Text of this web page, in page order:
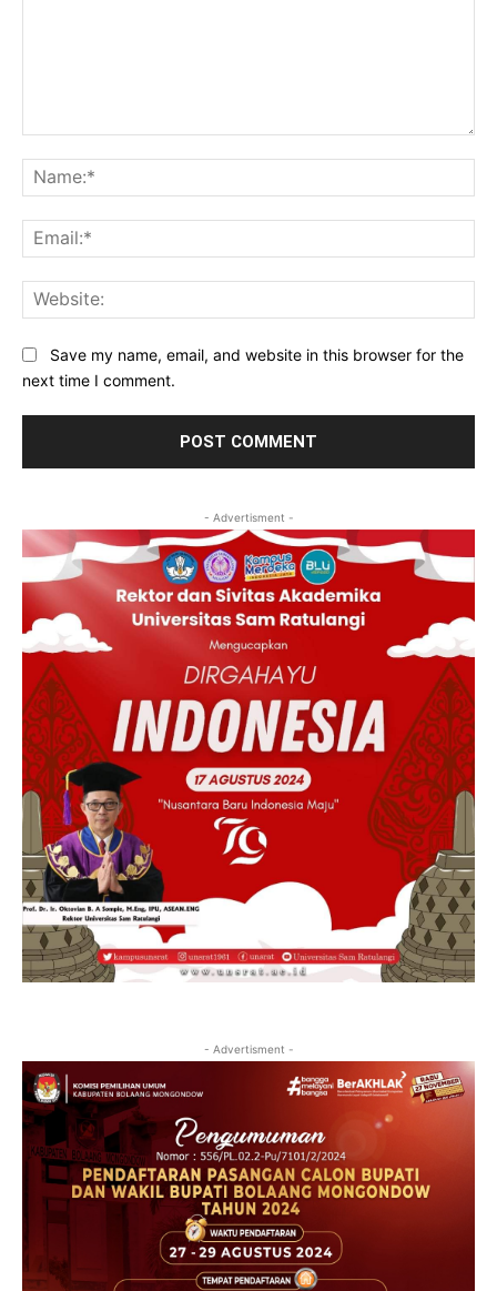
Save my name, email, and website in this browser for the
next time I comment.
- Advertisment -
- Advertisment -